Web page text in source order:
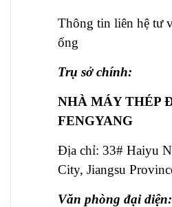
Thông tin liên hệ tư
ống
Trụ sở chính:
NHÀ MÁY THÉP
FENGYANG
Địa chỉ: 33# Haiyu
City, Jiangsu
Văn phòng đại diện: